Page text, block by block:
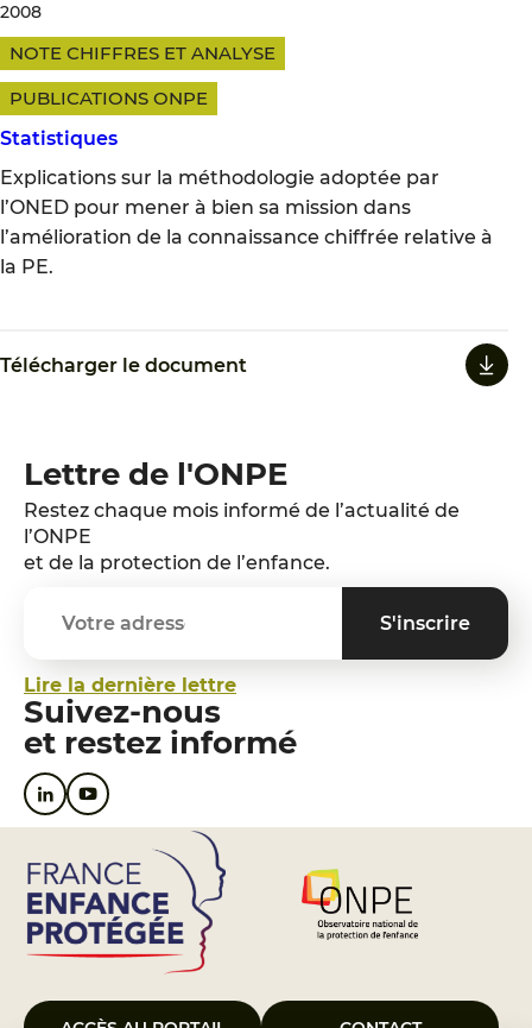
2008
NOTE CHIFFRES ET ANALYSE
PUBLICATIONS ONPE
Statistiques
Explications sur la méthodologie adoptée par
l’ONED pour mener à bien sa mission dans
l’amélioration de la connaissance chiffrée relative à
la PE.
Télécharger le document
Lettre de l'ONPE
Restez chaque mois informé de l’actualité de
l’ONPE
et de la protection de l’enfance.
Lire la dernière lettre
Suivez-nous
et restez informé